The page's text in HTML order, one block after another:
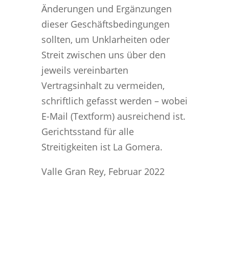
Änderungen und Ergänzungen
dieser Geschäftsbedingungen
sollten, um Unklarheiten oder
Streit zwischen uns über den
jeweils vereinbarten
Vertragsinhalt zu vermeiden,
schriftlich gefasst werden – wobei
E-Mail (Textform) ausreichend ist.
Gerichtsstand für alle
Streitigkeiten ist La Gomera.
Valle Gran Rey, Februar 2022